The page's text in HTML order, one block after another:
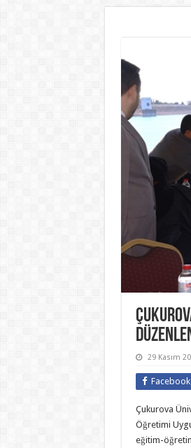
29 Kasım
Facebook
Çukurova
Öğretimi
eğitim-